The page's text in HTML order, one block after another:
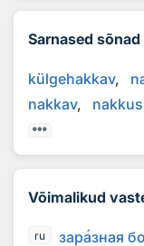
Sarnased sõnad
külgehakkav
nakkav
Võimalikud
ru заразная